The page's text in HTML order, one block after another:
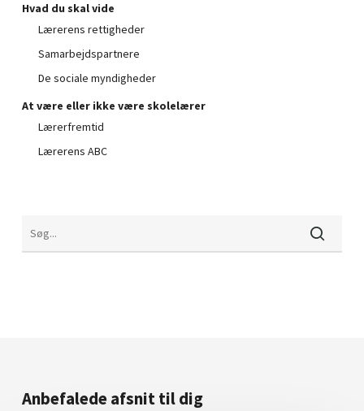
Hvad du skal vide
Lærerens rettigheder
Samarbejdspartnere
De sociale myndigheder
At være eller ikke være skolelærer
Lærerfremtid
Lærerens ABC
Anbefalede afsnit til dig